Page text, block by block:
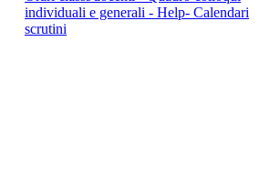
individuali e generali - Help- Calendari
scrutini